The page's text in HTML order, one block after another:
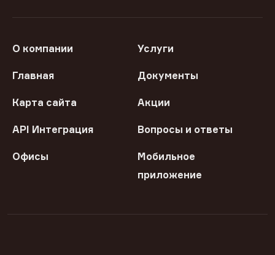
О компании Услуги
Главная Документы
Карта сайта Акции
API Интеграция Вопросы и ответы
Офисы
Мобильное
приложение